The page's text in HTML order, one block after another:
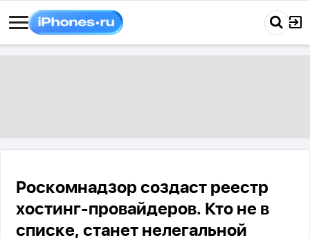
Роскомнадзор создаст реестр
хостинг-провайдеров. Кто не в
списке, станет нелегальной